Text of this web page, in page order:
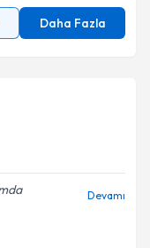
Daha Fazla
Devamı